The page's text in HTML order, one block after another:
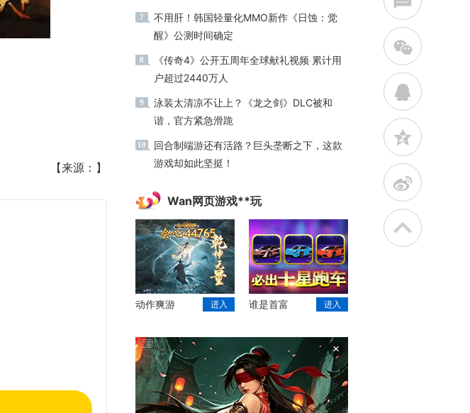
【来源：】
7
不用肝！韩国轻量化MMO新作《日蚀：觉
醒》公测时间确定
8
《传奇4》公开五周年全球献礼视频 累计用
户超过2440万人
9
泳装太清凉不让上？《龙之剑》DLC被和
谐，官方紧急滑跪
10
回合制端游还有活路？巨头垄断之下，这款
游戏却如此坚挺！
Wan网页游戏**玩
动作爽游 进入 谁是首富 进入
×
w
q
z
t